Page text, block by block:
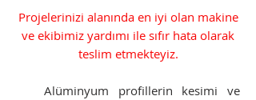
Projelerinizi alanında en iyi olan makine
ve ekibimiz yardımı ile sıfır hata olarak
teslim etmekteyiz.
Alüminyum profillerin kesimi ve